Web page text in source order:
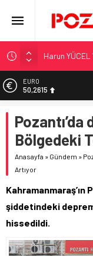
Harun YÜCEL
“KILAVUZ
Adana’nın
Yılmaz
Ajans
EURO
50,2615
5.910,66
BİST
11.456,34
DOLAR
Bölgedeki
Anasayfa » Gündem »
Artıyor
Kahramanmaraş’ın
şiddetindeki
hissedildi.